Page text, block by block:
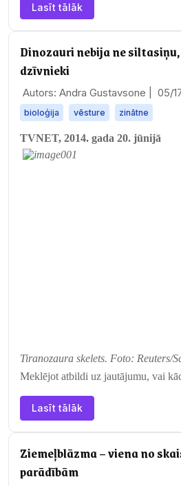
Lasīt tālāk
Dinozauri nebija ne
dzīvnieki
Autors: Andra Gustavsone | 05/
bioloģija vēsture zinātne
TVNET, 2014. gada 20. jūnijā
Tiranozaura skelets. Foto: Reuters/
Meklējot atbildi uz jautājumu, vai
Lasīt tālāk
Ziemeļblāzma – viena no
parādībām